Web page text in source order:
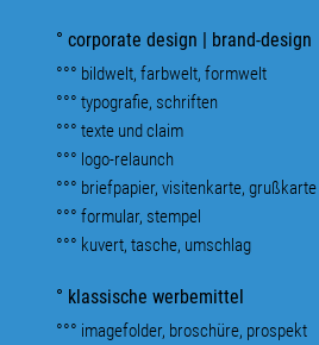
° corporate design | brand-design
°°° bildwelt, farbwelt, formwelt
°°° typografie, schriften
°°° texte und claim
°°° logo-relaunch
°°° briefpapier, visitenkarte, grußkarte
°°° formular, stempel
°°° kuvert, tasche, umschlag
° klassische werbemittel
°°° imagefolder, broschüre, prospekt